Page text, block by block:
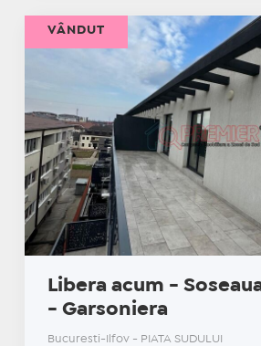
Libera acum -
- Garsoniera
Bucuresti-Ilfov - PIATA SUDULUI
VÂNDUT